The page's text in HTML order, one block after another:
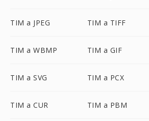
TIM a JPEG TIM a TIFF
TIM a WBMP TIM a GIF
TIM a SVG TIM a PCX
TIM a CUR TIM a PBM